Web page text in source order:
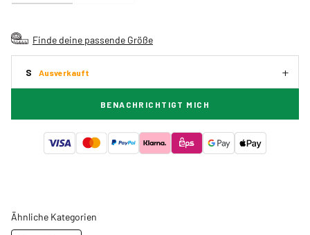
Finde deine passende Größe
S Ausverkauft
BENACHRICHTIGT MICH
Ähnliche Kategorien